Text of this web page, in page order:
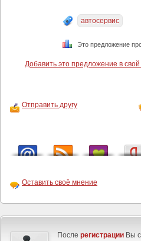
автосервис
Это предложение
Добавить это предложение в свой
Отправить другу
Оставить своё мнение
После регистрации Вы